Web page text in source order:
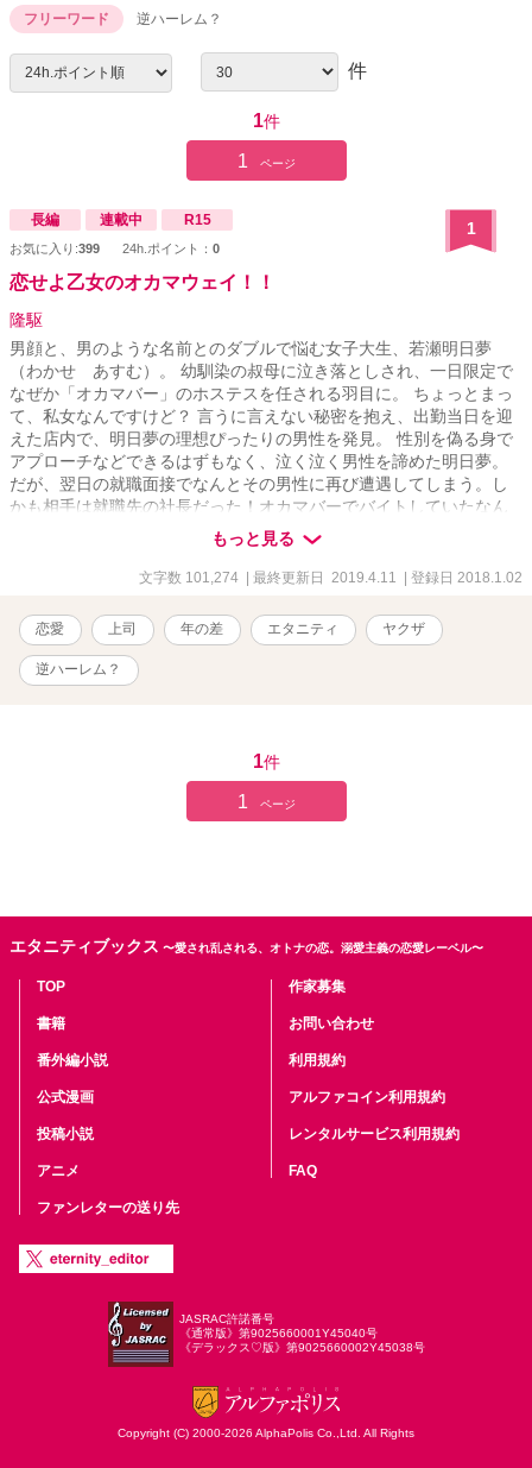
フリーワード 逆ハーレム？
件
1件
1 ページ
長編 連載中 R15
お気に入り:399 24h.ポイント： 0
1
恋せよ乙女のオカマウェイ！！
隆駆
男顔と、男のような名前とのダブルで悩む女子大生、若瀬明日夢
（わかせ あすむ）。 幼馴染の叔母に泣き落としされ、一日限定で
なぜか「オカマバー」のホステスを任される羽目に。 ちょっとまっ
て、私女なんですけど？ 言うに言えない秘密を抱え、出勤当日を迎
えた店内で、明日夢の理想ぴったりの男性を発見。 性別を偽る身で
アプローチなどできるはずもなく、泣く泣く男性を諦めた明日夢。
だが、翌日の就職面接でなんとその男性に再び遭遇してしまう。し
かも相手は就職先の社長だった！オカマバーでバイトしていたなん
て口が裂けても言えない明日夢は咄嗟に適当な嘘をつくことに。し
かも一日だけの同僚だったオカマバーの一番人気ホステス（職業オ
カマ）が、彼女に惚れたと言い出して…？ 幼馴染のスポーツマン、
夢は、理想の男性との恋を掴むことができるのか？？
もっと見る
文字数 101,274 | 最終更新日 2019.4.11 | 登録日 2018.1.02
恋愛 上司 年の差 エタニティ ヤクザ
逆ハーレム？
1件
1 ページ
エタニティブックス 〜愛され乱される、オトナの恋。溺愛主義の恋愛レーベル〜
TOP
書籍
番外編小説
公式漫画
投稿小説
アニメ
ファンレターの送り先
作家募集
お問い合わせ
利用規約
アルファコイン利用規約
レンタルサービス利用規約
FAQ
JASRAC許諾番号
《通常版》第9025660001Y45040号
《デラックス♡版》第9025660002Y45038号
Copyright (C) 2000-2026 AlphaPolis Co.,Ltd. All Rights